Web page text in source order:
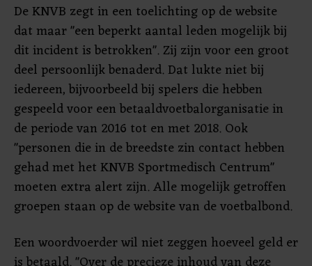
De KNVB zegt in een toelichting op de website
dat maar "een beperkt aantal leden mogelijk bij
dit incident is betrokken". Zij zijn voor een groot
deel persoonlijk benaderd. Dat lukte niet bij
iedereen, bijvoorbeeld bij spelers die hebben
gespeeld voor een betaaldvoetbalorganisatie in
de periode van 2016 tot en met 2018. Ook
"personen die in de breedste zin contact hebben
gehad met het KNVB Sportmedisch Centrum"
moeten extra alert zijn. Alle mogelijk getroffen
groepen staan op de website van de voetbalbond.
Een woordvoerder wil niet zeggen hoeveel geld er